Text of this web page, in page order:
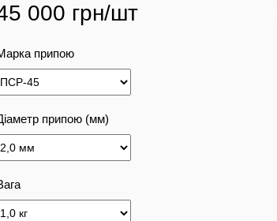
000 грн/шт
припою
припою (мм)